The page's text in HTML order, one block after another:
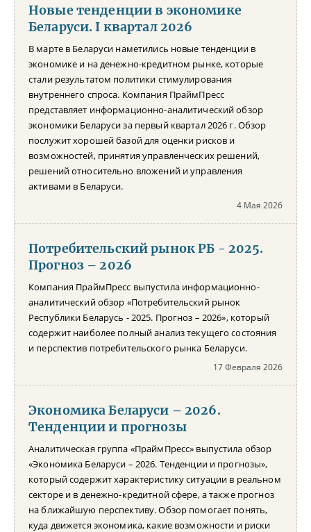
Новые тенденции в экономике
Беларуси. I квартал 2026
В марте в Беларуси наметились новые тенденции в
экономике и на денежно-кредитном рынке, которые
стали результатом политики стимулирования
внутреннего спроса. Компания ПраймПресс
представляет информационно-аналитический обзор
экономики Беларуси за первый квартал 2026 г. Обзор
послужит хорошей базой для оценки рисков и
возможностей, принятия управленческих решений,
решений относительно вложений и управления
активами в Беларуси.
4 Мая 2026
Потребительский рынок РБ - 2025.
Прогноз – 2026
Компания ПраймПресс выпустила информационно-
аналитический обзор «Потребительский рынок
Республики Беларусь - 2025. Прогноз – 2026», который
содержит наиболее полный анализ текущего состояния
и перспектив потребительского рынка Беларуси.
17 Февраля 2026
Экономика Беларуси – 2026.
Тенденции и прогнозы
Аналитическая группа «ПраймПресс» выпустила обзор
«Экономика Беларуси – 2026. Тенденции и прогнозы»,
который содержит характеристику ситуации в реальном
секторе и в денежно-кредитной сфере, а также прогноз
на ближайшую перспективу. Обзор помогает понять,
куда движется экономика, какие возможности и риски